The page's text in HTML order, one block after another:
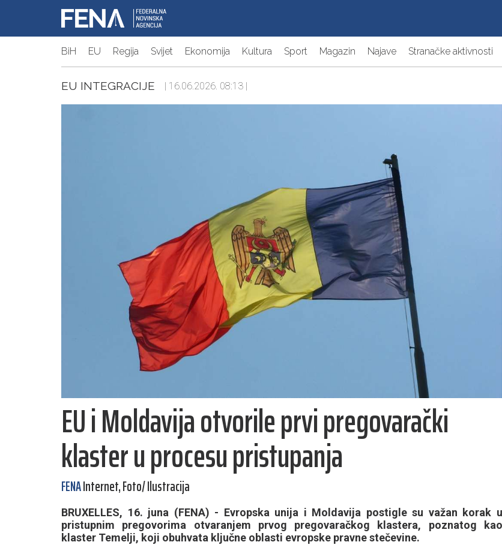
BiH EU Regija Svijet Ekonomija Kultura Sport Magazin Najave Stranačke aktivnosti
EU INTEGRACIJE | 16.06.2026. 08:13 |
EU i Moldavija otvorile prvi pregovarački
klaster u procesu pristupanja
FENAInternet, Foto/ Ilustracija
BRUXELLES, 16. juna (FENA) - Evropska unija i Moldavija postigle su važan korak u
pristupnim pregovorima otvaranjem prvog pregovaračkog klastera, poznatog kao
klaster Temelji, koji obuhvata ključne oblasti evropske pravne stečevine.